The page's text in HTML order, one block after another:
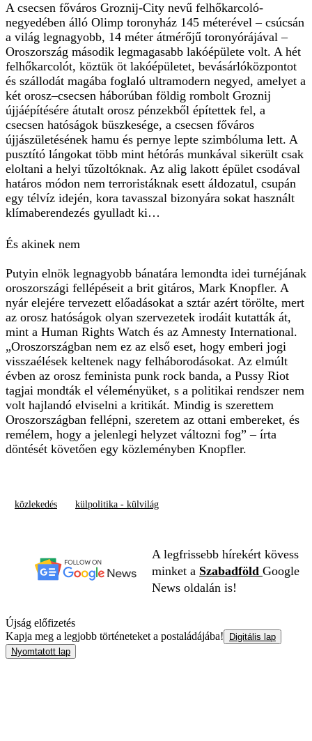
A csecsen főváros Groznij-City nevű felhőkarcoló-
negyedében álló Olimp toronyház 145 méterével – csúcsán
a világ legnagyobb, 14 méter átmérőjű toronyórájával –
Oroszország második legmagasabb lakóépülete volt. A hét
felhőkarcolót, köztük öt lakóépületet, bevásárlóközpontot
és szállodát magába foglaló ultramodern negyed, amelyet a
két orosz–csecsen háborúban földig rombolt Groznij
újjáépítésére átutalt orosz pénzekből építettek fel, a
csecsen hatóságok büszkesége, a csecsen főváros
újjászületésének hamu és pernye lepte szimbóluma lett. A
pusztító lángokat több mint hétórás munkával sikerült csak
eloltani a helyi tűzoltóknak. Az alig lakott épület csodával
határos módon nem terroristáknak esett áldozatul, csupán
egy télvíz idején, kora tavasszal bizonyára sokat használt
klímaberendezés gyulladt ki…
És akinek nem
Putyin elnök legnagyobb bánatára lemondta idei turnéjának
oroszországi fellépéseit a brit gitáros, Mark Knopfler. A
nyár elejére tervezett előadásokat a sztár azért törölte, mert
az orosz hatóságok olyan szervezetek irodáit kutatták át,
mint a Human Rights Watch és az Amnesty International.
„Oroszországban nem ez az első eset, hogy emberi jogi
visszaélések keltenek nagy felháborodásokat. Az elmúlt
évben az orosz feminista punk rock banda, a Pussy Riot
tagjai mondták el véleményüket, s a politikai rendszer nem
volt hajlandó elviselni a kritikát. Mindig is szerettem
Oroszországban fellépni, szeretem az ottani embereket, és
remélem, hogy a jelenlegi helyzet változni fog” – írta
döntését követően egy közleményben Knopfler.
közlekedés külpolitika - külvilág
A legfrissebb hírekért kövess
minket a Szabadföld Google
News oldalán is!
Újság előfizetés
Kapja meg a legjobb történeteket a postaládájába!
Digitális lap
Nyomtatott lap